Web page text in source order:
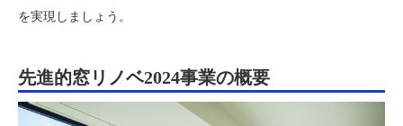
を実現しましょう。
先進的窓リノベ2024事業の概要